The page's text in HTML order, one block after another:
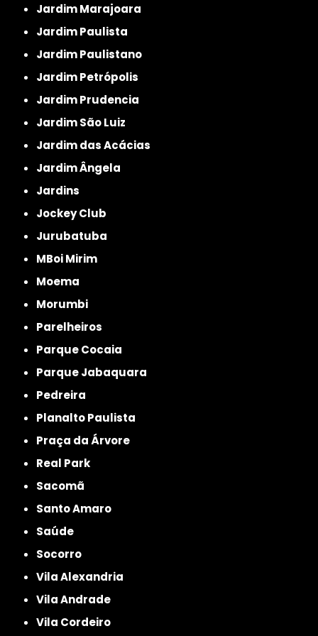
Jardim Marajoara
Jardim Paulista
Jardim Paulistano
Jardim Petrópolis
Jardim Prudencia
Jardim São Luiz
Jardim das Acácias
Jardim Ângela
Jardins
Jockey Club
Jurubatuba
MBoi Mirim
Moema
Morumbi
Parelheiros
Parque Cocaia
Parque Jabaquara
Pedreira
Planalto Paulista
Praça da Árvore
Real Park
Sacomã
Santo Amaro
Saúde
Socorro
Vila Alexandria
Vila Andrade
Vila Cordeiro